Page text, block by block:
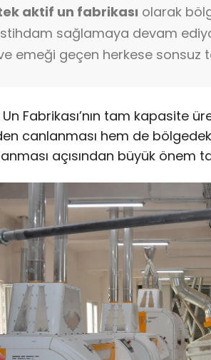
aktif un fabrikası olarak
sağlamaya devam
emeği geçen herkese sonsuz
Fabrikası’nın tam kapasite
canlanması hem de
açısından büyük önem